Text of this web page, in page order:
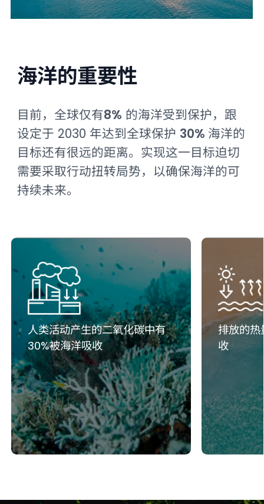
海洋的重要性
目前，全球仅有8% 的海洋受到保护，跟
设定于 2030 年达到全球保护 30% 海洋的
目标还有很远的距离。实现这一目标迫切
需要采取行动扭转局势，以确保海洋的可
持续未来。
人类活动产生的二氧化碳中有
30%被海洋吸收
排放的
收